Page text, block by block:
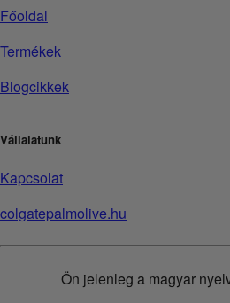
Főoldal
Termékek
Blogcikkek
Vállalatunk
Kapcsolat
colgatepalmolive.hu
Ön jelenleg a magyar